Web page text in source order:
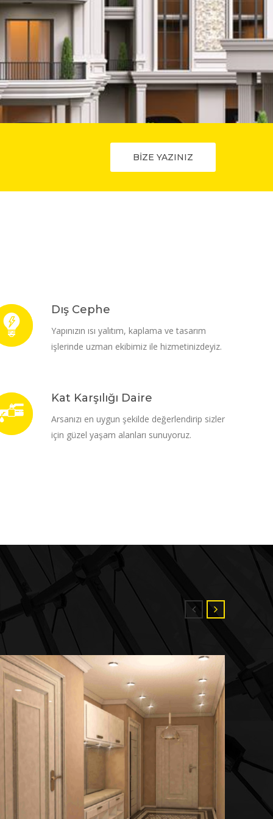
BİZE YAZINIZ
Dış Cephe
Yapınızın ısı yalıtım, kaplama ve tasarım
işlerinde uzman ekibimiz ile hizmetinizdeyiz.
Kat Karşılığı Daire
Arsanızı en uygun şekilde değerlendirip sizler
için güzel yaşam alanları sunuyoruz.